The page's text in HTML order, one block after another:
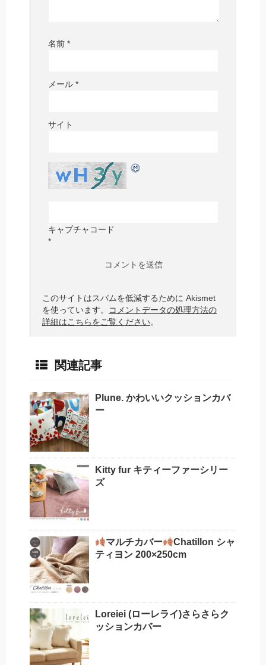
名前 *
メール *
サイト
キャプチャコード
*
このサイトはスパムを低減するために Akismet
を使っています。
コメントデータの処理方法の
詳細はこちらをご覧ください。
関連記事
Plune. かわいいクッションカバ
ー
Kitty fur キティーファーシリー
ズ
マルチカバー
Chatillon シャ
ティヨン 200×250cm
Loreiei (ローレライ)さらさらク
ッションカバー